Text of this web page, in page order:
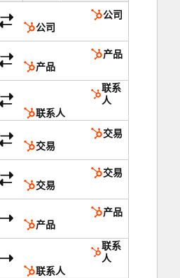
公司
公司
产品
产品
联系
人
联系人
交易
交易
交易
交易
产品
产品
联系
人
联系人